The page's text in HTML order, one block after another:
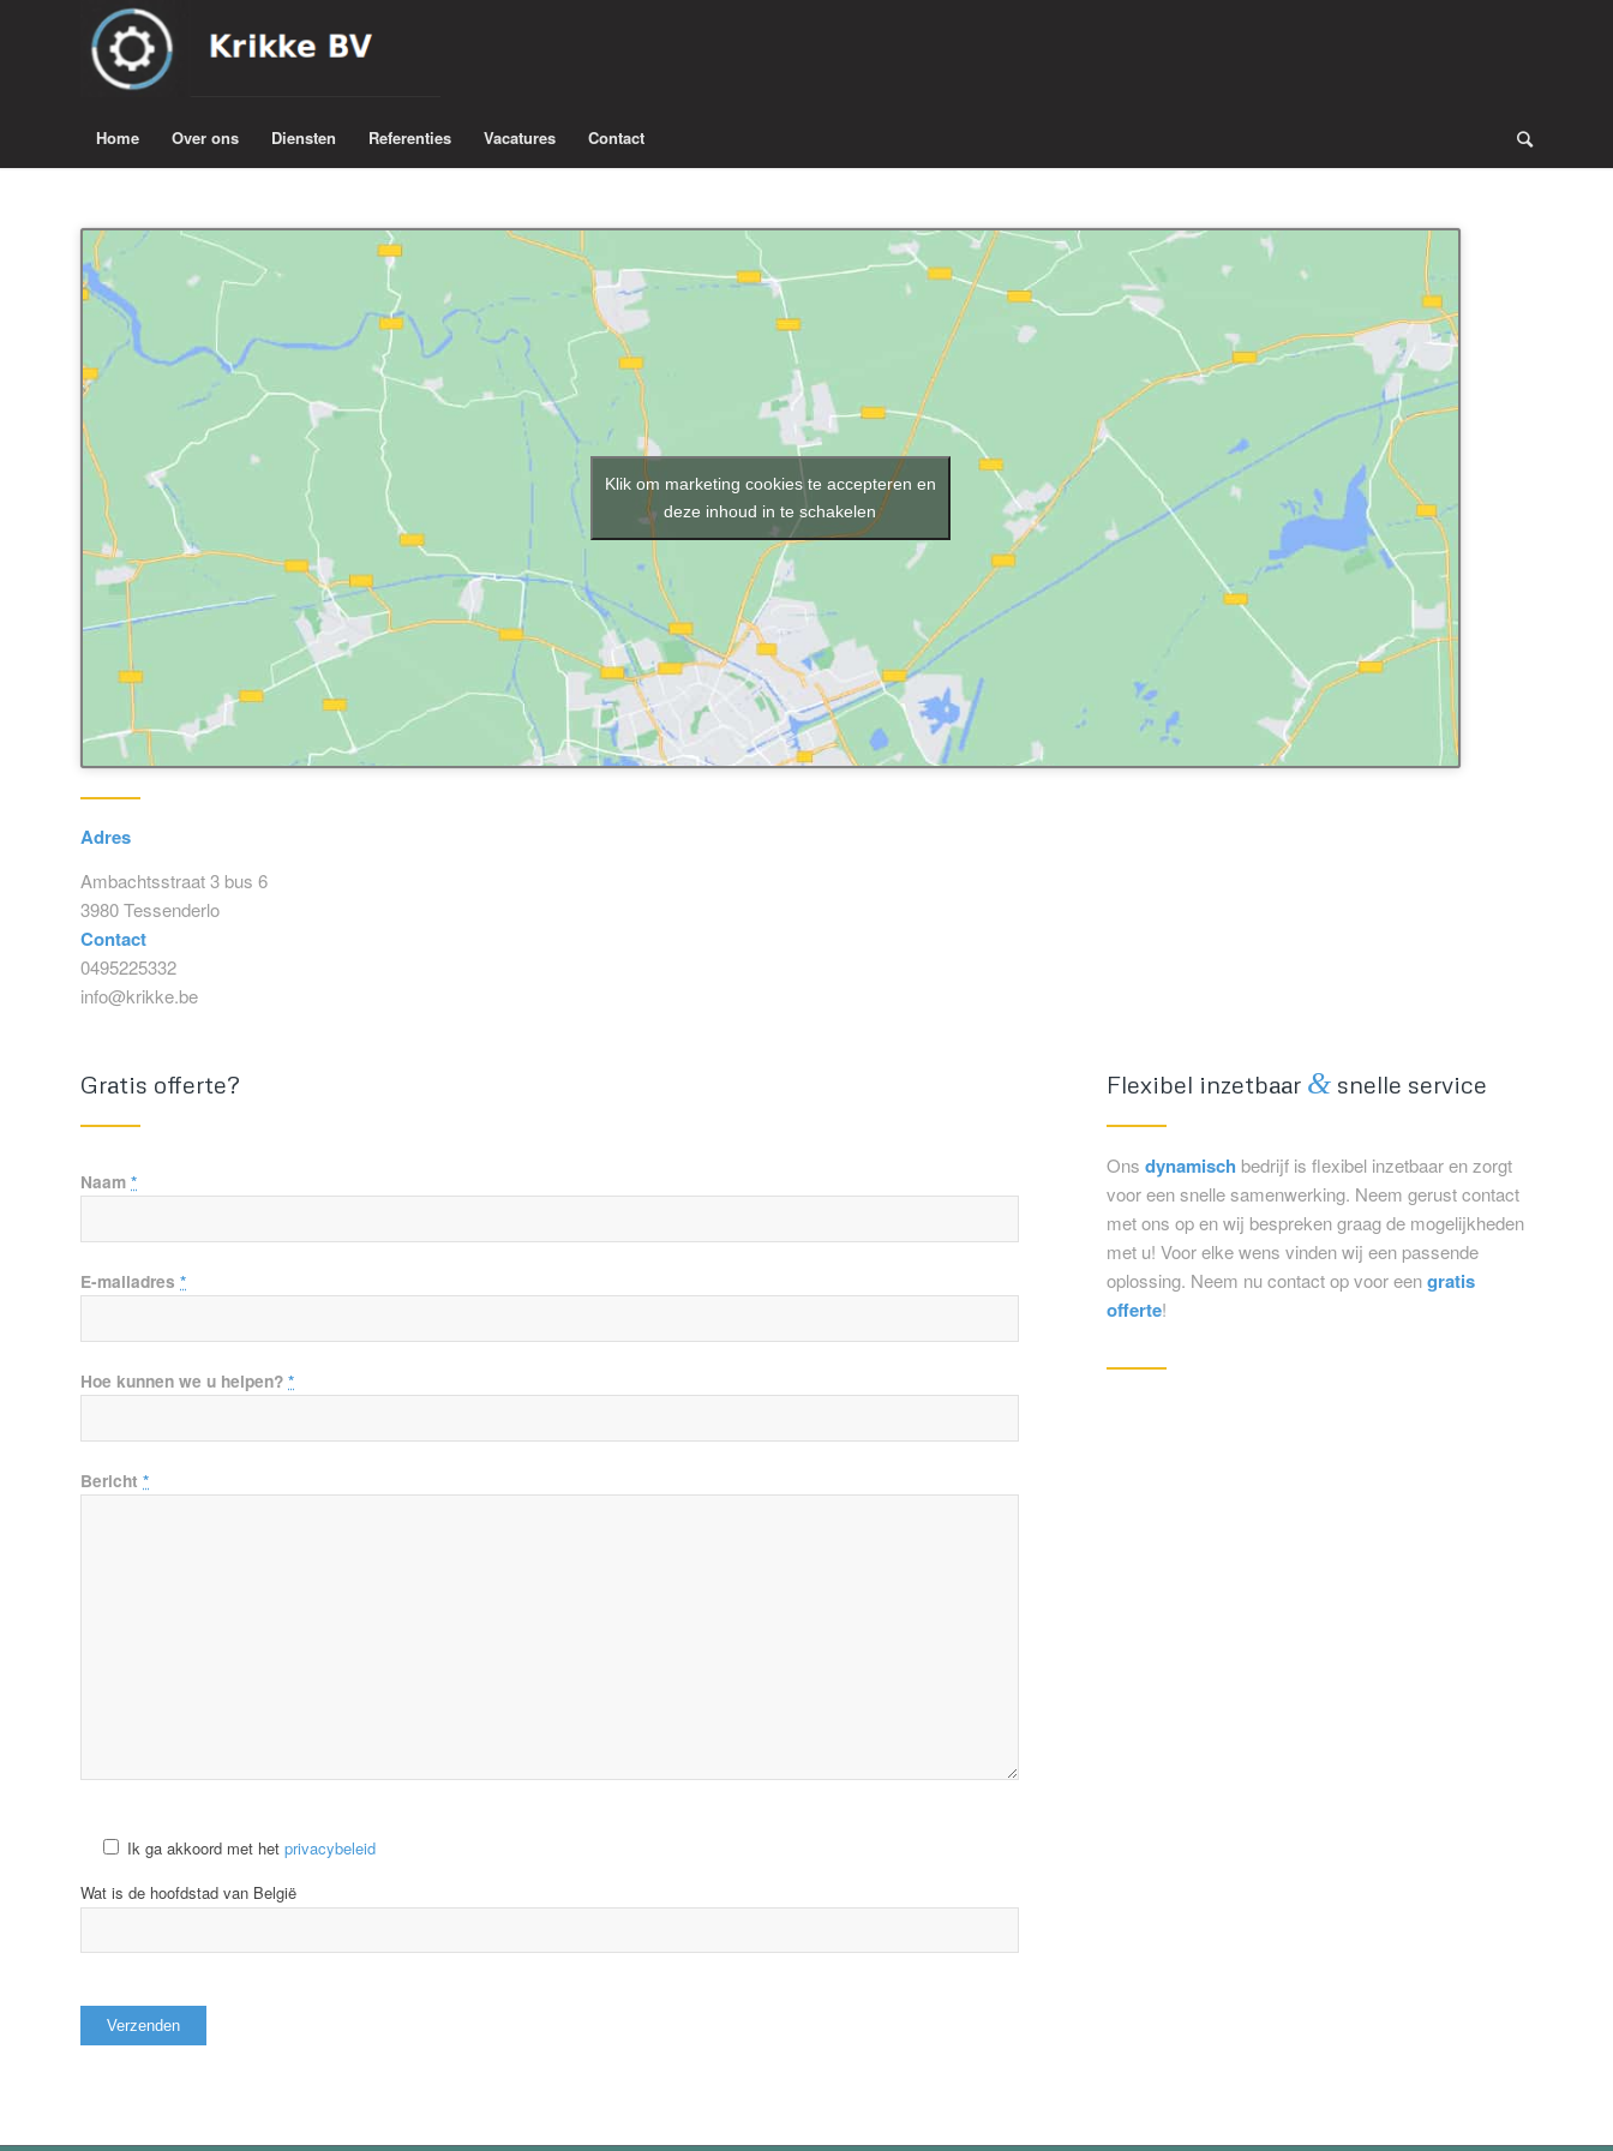
Home Over ons Diensten Referenties Vacatures Contact
Klik om marketing cookies te accepteren en
deze inhoud in te schakelen
Adres
Ambachtsstraat 3 bus 6
3980 Tessenderlo
Contact
0495225332
info@krikke.be
Gratis offerte?
Naam *
E-mailadres *
Hoe kunnen we u helpen? *
Bericht *
Ik ga akkoord met het privacybeleid
Wat is de hoofdstad van België
Flexibel inzetbaar & snelle service
Onsdynamisch bedrijf is flexibel inzetbaar en zorgt
voor een snelle samenwerking. Neem gerust contact
met ons op en wij bespreken graag de mogelijkheden
met u! Voor elke wens vinden wij een passende
oplossing. Neem nu contact op voor eengratis
offerte!